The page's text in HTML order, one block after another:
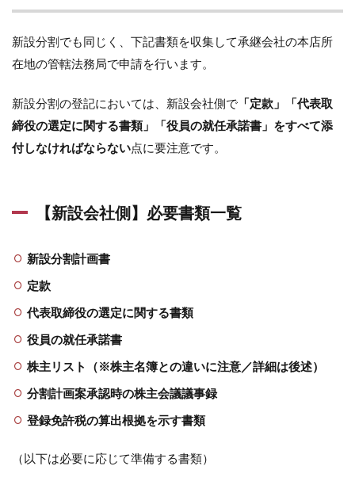
新設分割でも同じく、下記書類を収集して承継会社の本店所
在地の管轄法務局で申請を行います。
新設分割の登記においては、新設会社側で 「定款」「代表取
締役の選定に関する書類」「役員の就任承諾書」をすべて添
付しなければならない点に要注意です。
【新設会社側】必要書類一覧
新設分割計画書
定款
代表取締役の選定に関する書類
役員の就任承諾書
株主リスト（※株主名簿との違いに注意／詳細は後述）
分割計画案承認時の株主会議議事録
登録免許税の算出根拠を示す書類
（以下は必要に応じて準備する書類）